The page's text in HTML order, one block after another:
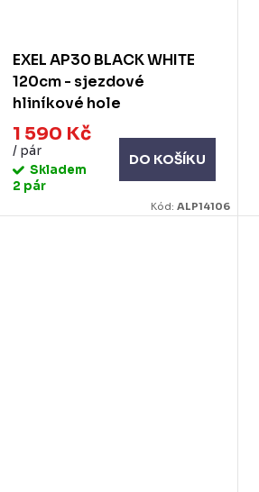
EXEL AP30 BLACK WHITE
120cm - sjezdové
hliníkové hole
1 590 Kč
/ pár
Skladem
2 pár
DO KOŠÍKU
Kód:ALP14106